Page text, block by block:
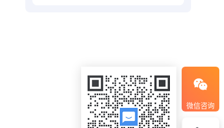
微信咨询